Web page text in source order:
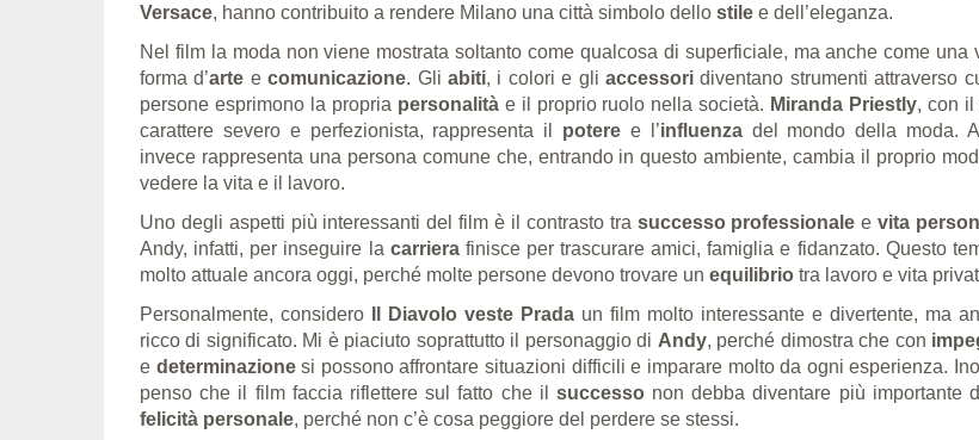
Versace, hanno contribuito a rendere Milano una città simbolo dello stile e dell’eleganza.
Nel film la moda non viene mostrata soltanto come qualcosa di superficiale, ma anche come una
forma d’arte ecomunicazione. Gliabiti, i colori e gliaccessori diventano strumenti attraverso
persone esprimono la propria personalitàe il proprio ruolo nella società. Miranda Priestly, con il
carattere severo e perfezionista, rappresenta il potere e l’influenzadel mondo della moda.
invece rappresenta una persona comune che, entrando in questo ambiente, cambia il proprio
vedere la vita e il lavoro.
Uno degli aspetti più interessanti del film è il contrasto tra successo professionale evita
Andy, infatti, per inseguire la carrierafinisce per trascurare amici, famiglia e fidanzato. Questo
molto attuale ancora oggi, perché molte persone devono trovare un equilibrio tra lavoro e vita
Personalmente, considero
Il Diavolo veste Prada un film molto interessante e divertente, ma
ricco di significato. Mi è piaciuto soprattutto il personaggio di Andy, perché dimostra che con
e determinazionesi possono affrontare situazioni difficili e imparare molto da ogni esperienza.
penso che il film faccia riflettere sul fatto che il successonon debba diventare più importante
felicità personale, perché non c’è cosa peggiore del perdere se stessi.